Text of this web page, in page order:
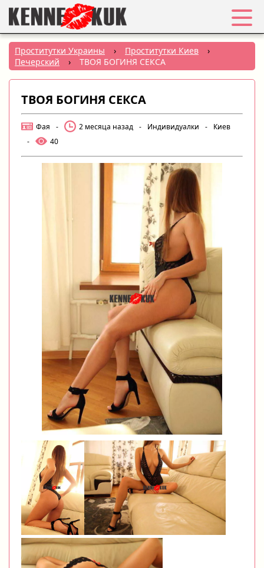
Избранное
Вход
Регистрация
Города:
РУС|
УКР
Создать объявление
Проститутки Украины › Проститутки Киев
›
Печерский
› ТВОЯ БОГИНЯ СЕКСА
ТВОЯ БОГИНЯ СЕКСА
Фая - 2 месяца назад - Индивидуалки -
Киев
-
40